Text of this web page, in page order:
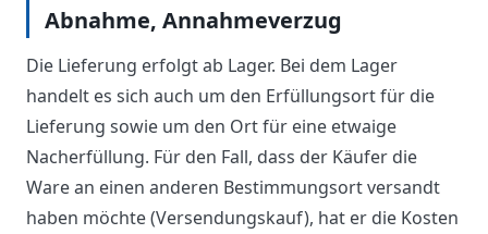
Abnahme, Annahmeverzug
Die Lieferung erfolgt ab Lager. Bei dem Lager
handelt es sich auch um den Erfüllungsort für die
Lieferung sowie um den Ort für eine etwaige
Nacherfüllung. Für den Fall, dass der Käufer die
Ware an einen anderen Bestimmungsort versandt
haben möchte (Versendungskauf), hat er die Kosten